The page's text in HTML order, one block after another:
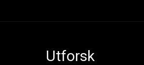
Utforsk